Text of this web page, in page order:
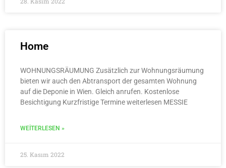
Home
WOHNUNGSRÄUMUNG Zusätzlich zur Wohnungsräumung
bieten wir auch den Abtransport der gesamten Wohnung
auf die Deponie in Wien. Gleich anrufen. Kostenlose
Besichtigung Kurzfristige Termine weiterlesen MESSIE
WEITERLESEN »
25. Kasım 2022